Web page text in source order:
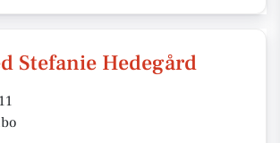
Stefanie Hedegård